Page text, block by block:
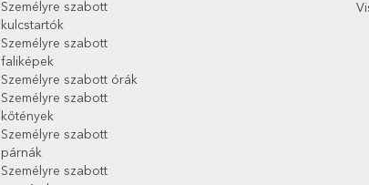
Személyre szabott
kulcstartók
Személyre szabott
faliképek
Személyre szabott órák
Személyre szabott
kötények
Személyre szabott
párnák
Személyre szabott